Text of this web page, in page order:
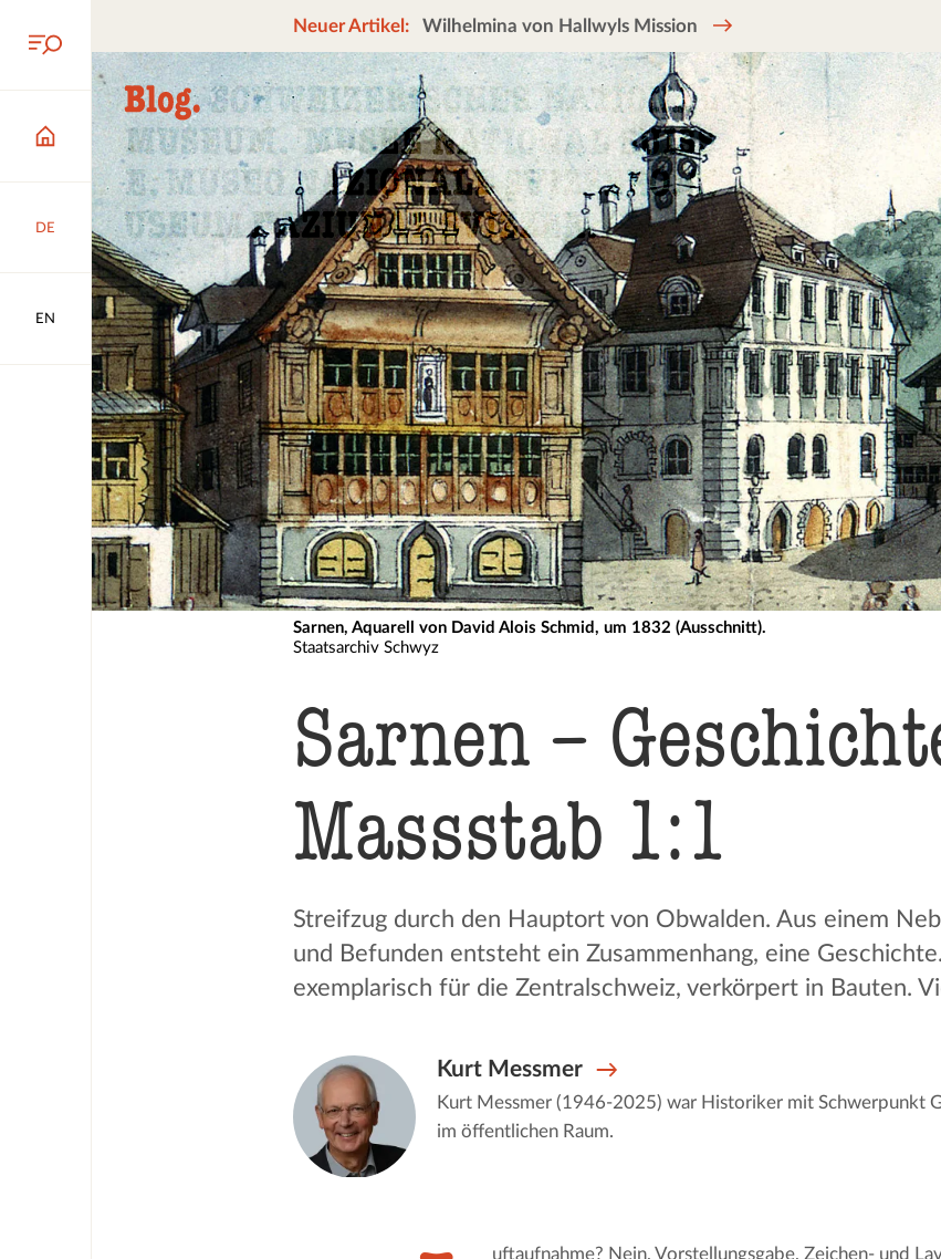
DE
EN
Neuer Artikel: Wilhelmina von Hallwyls Mission
Sarnen, Aquarell von David Alois Schmid, um 1832 (Ausschnitt).
Staatsarchiv Schwyz
Sarnen –
Massstab 1:1
Streifzug durch den Hauptort von Obwalden. Aus einem
und Befunden entsteht ein Zusammenhang, eine
exemplarisch für die Zentralschweiz, verkörpert in Bauten.
Kurt Messmer
Kurt Messmer (1946-2025) war Historiker mit Schwerpunkt
im öffentlichen Raum.
uftaufnahme? Nein, Vorstellungsgabe, Zeichen- und